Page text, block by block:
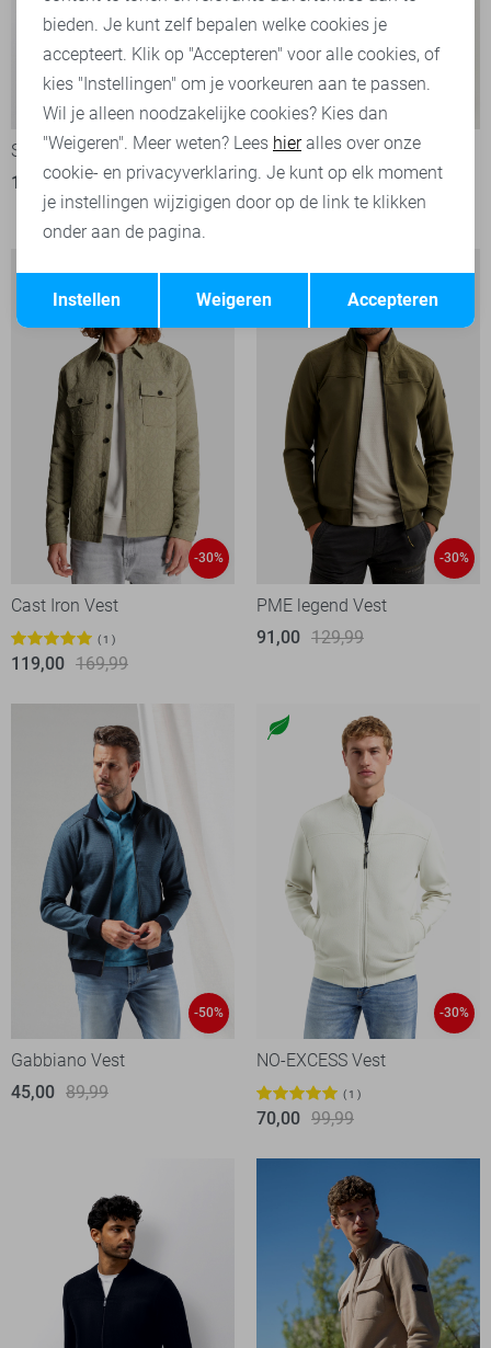
-30%
State of Art Vest
118,95 169,95
Jack & Jones Vest
27,95 34,99
-30%
Cast Iron Vest
1
119,00 169,99
-30%
PME legend Vest
91,00 129,99
-50%
Gabbiano Vest
45,00 89,99
-30%
NO-EXCESS Vest
1
70,00 99,99
Terug Opslaan
bieden. Je kunt zelf bepalen welke cookies je
accepteert. Klik op "Accepteren" voor alle cookies, of
kies "Instellingen" om je voorkeuren aan te passen.
Wil je alleen noodzakelijke cookies? Kies dan
"Weigeren". Meer weten? Lees hieralles over onze
cookie- en privacyverklaring. Je kunt op elk moment
je instellingen wijzigigen door op de link te klikken
onder aan de pagina.
Accepteren
Weigeren
Instellen